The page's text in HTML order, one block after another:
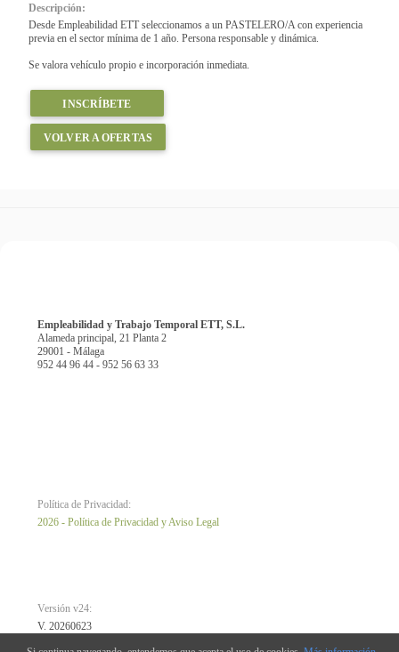
Descripción:
Desde Empleabilidad ETT seleccionamos a un PASTELERO/A con experiencia
previa en el sector mínima de 1 año. Persona responsable y dinámica.
Se valora vehículo propio e incorporación inmediata.
INSCRÍBETE
VOLVER A OFERTAS
Empleabilidad y Trabajo Temporal ETT, S.L.
Alameda principal, 21 Planta 2
29001 - Málaga
952 44 96 44 - 952 56 63 33
Política de Privacidad:
2026 - Política de Privacidad y Aviso Legal
Versión v24:
V. 20260623